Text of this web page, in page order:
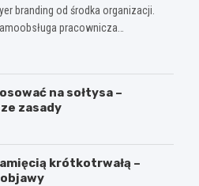
branding od środka organizacji.
pracownicza…
na sołtysa –
zasady
krótkotrwałą –